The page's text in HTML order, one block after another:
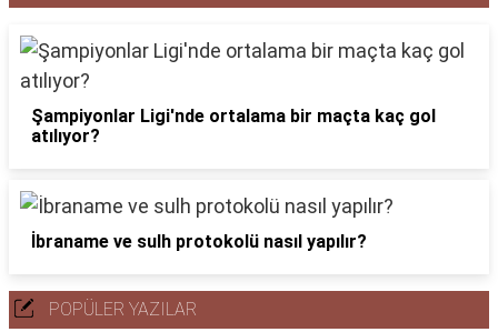
Şampiyonlar Ligi'nde ortalama bir maçta kaç gol
atılıyor?
İbraname ve sulh protokolü nasıl yapılır?
POPÜLER YAZILAR